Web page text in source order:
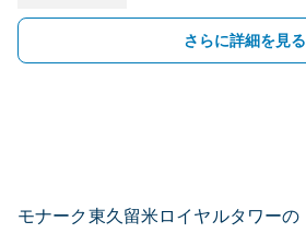
さらに詳細を見る
モナーク東久留米ロイヤルタワーの